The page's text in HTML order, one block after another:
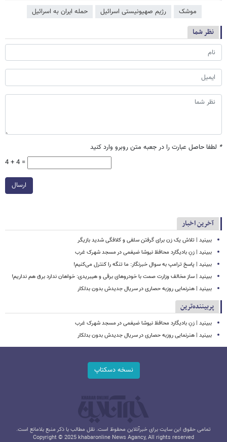
موشک رژیم صهیونیستی اسرائیل حمله ایران به اسرائیل
نظر شما
* لطفا حاصل عبارت را در جعبه متن روبرو وارد کنید
4 + 4 =
ارسال
آخرین اخبار
ببینید | تلاش یک زن برای گرفتن سلفی و کلافگی شدید بازیگر
ببینید | زنِ بادیگارد محافظ نیوشا ضیغمی در مسجد شهرک غرب
ببینید | پاسخ ترامپ به سوال خبرنگار: ما تنگه را کنترل می‌کنیم!
ببینید | ساز مخالف وزارت صمت با خودروهای برقی و هیبریدی: خواهان ندارد برق هم نداریم!
ببینید | هنرنمایی روزبه حصاری در سریال جدیدش بدون بدلکار
پربیننده‌ترین
ببینید | زنِ بادیگارد محافظ نیوشا ضیغمی در مسجد شهرک غرب
ببینید | هنرنمایی روزبه حصاری در سریال جدیدش بدون بدلکار
نسخه دسکتاپ
تمامی حقوق این سایت برای خبرآنلاین محفوظ است. نقل مطالب با ذکر منبع بلامانع است.
Copyright © 2025 khabaronline News Agancy, All rights reserved